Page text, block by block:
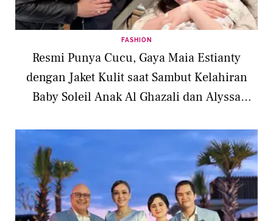
FASHION
Resmi Punya Cucu, Gaya Maia Estianty
dengan Jaket Kulit saat Sambut Kelahiran
Baby Soleil Anak Al Ghazali dan Alyssa